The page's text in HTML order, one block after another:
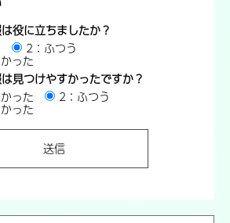
役に立ちましたか？
2：ふつう
った
見つけやすかったですか？
った
2：ふつう
った